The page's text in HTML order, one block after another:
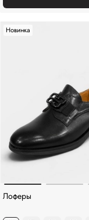
Новинка
Лоферы